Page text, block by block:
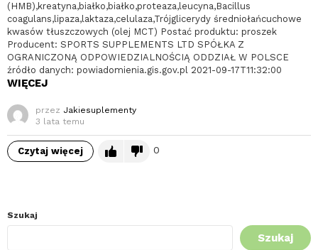
(HMB),kreatyna,białko,białko,proteaza,leucyna,Bacillus
coagulans,lipaza,laktaza,celulaza,Trójglicerydy średniołańcuchowe
kwasów tłuszczowych (olej MCT) Postać produktu: proszek
Producent: SPORTS SUPPLEMENTS LTD SPÓŁKA Z
OGRANICZONĄ ODPOWIEDZIALNOŚCIĄ ODDZIAŁ W POLSCE
źródło danych: powiadomienia.gis.gov.pl 2021-09-17T11:32:00
WIĘCEJ
przez Jakiesuplementy
3 lata temu
Czytaj więcej 0
Szukaj
Szukaj